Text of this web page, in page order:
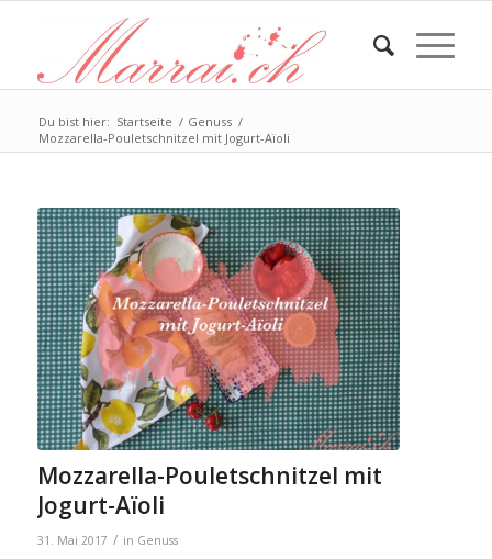
Du bist hier: Startseite / Genuss /
Mozzarella-Pouletschnitzel mit Jogurt-Aïoli
Mozzarella-Pouletschnitzel mit
Jogurt-Aïoli
31. Mai 2017 / in Genuss